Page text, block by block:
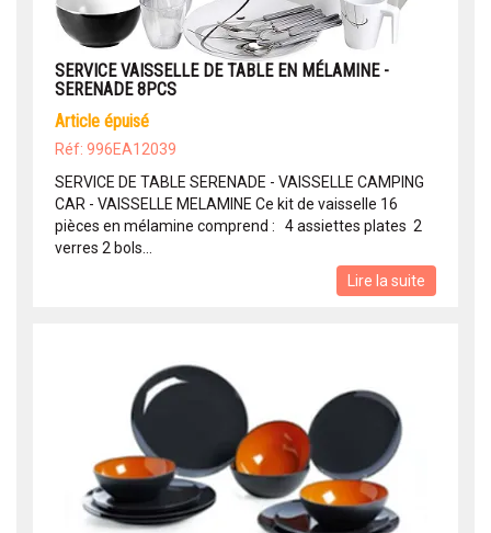
SERVICE VAISSELLE DE TABLE EN MÉLAMINE -
SERENADE 8PCS
article épuisé
Réf: 996EA12039
SERVICE DE TABLE SERENADE - VAISSELLE CAMPING
CAR - VAISSELLE MELAMINE Ce kit de vaisselle 16
pièces en mélamine comprend : 4 assiettes plates 2
verres 2 bols...
Lire la suite